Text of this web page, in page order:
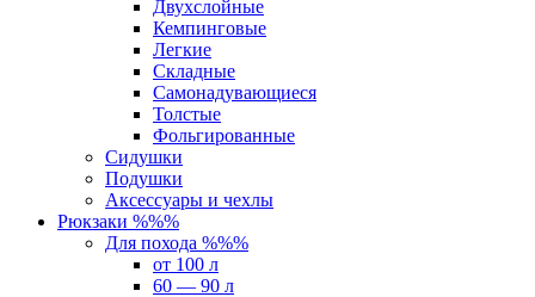
Двухслойные
Кемпинговые
Легкие
Складные
Самонадувающиеся
Толстые
Фольгированные
Сидушки
Подушки
Аксессуары и чехлы
Рюкзаки %%%
Для похода %%%
от 100 л
60 — 90 л